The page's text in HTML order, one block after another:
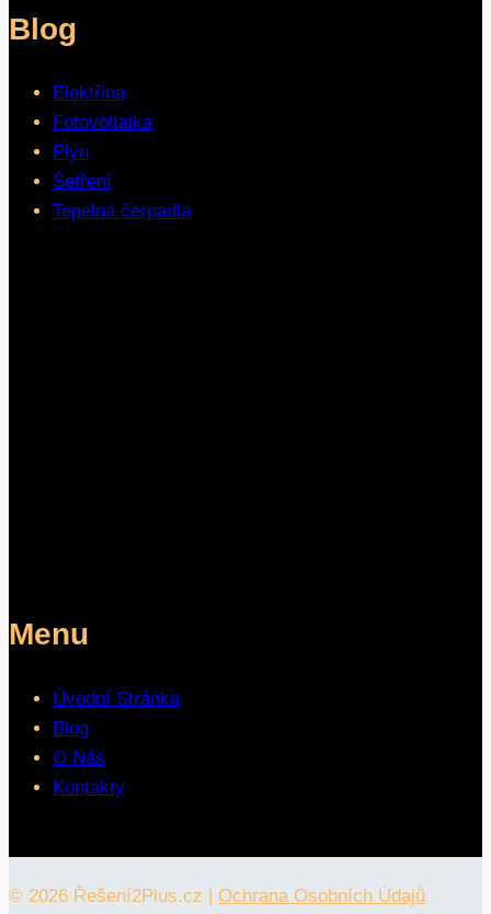
Blog
Elektřina
Fotovoltaika
Plyn
Šetření
Tepelná čerpadla
Menu
Úvodní Stránka
Blog
O Nás
Kontakty
© 2026 Řešení2Plus.cz | Ochrana Osobních Údajů